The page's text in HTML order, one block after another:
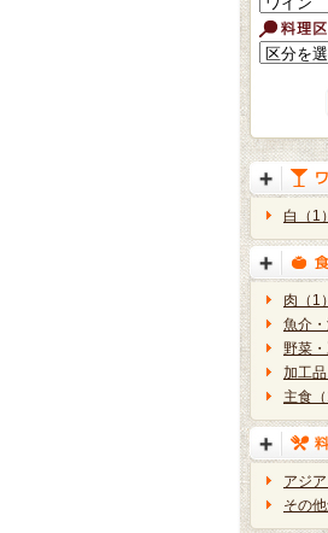
白（1）
肉（1）
魚介・
野菜
加工品
主食（
アジ
その他